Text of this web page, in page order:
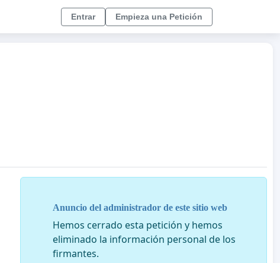
Entrar Empieza una Petición
Anuncio del administrador de este sitio web
Hemos cerrado esta petición y hemos
eliminado la información personal de los
firmantes.